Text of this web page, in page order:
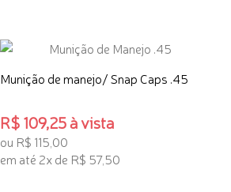
Munição de manejo/ Snap Caps .45
R$ 109,25 à vista
ou R$ 115,00
em até 2x de R$ 57,50